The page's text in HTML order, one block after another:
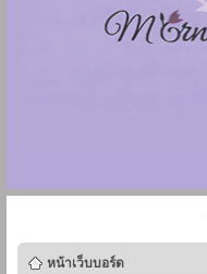
หน้าเว็บบอร์ด